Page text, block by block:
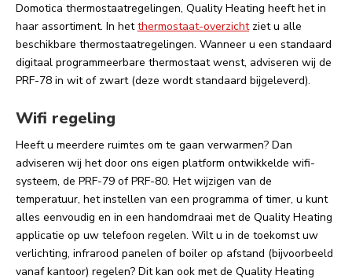
Domotica thermostaatregelingen, Quality Heating heeft het in
haar assortiment. In hetthermostaat-overzichtziet u alle
beschikbare thermostaatregelingen. Wanneer u een standaard
digitaal programmeerbare thermostaat wenst, adviseren wij de
PRF-78 in wit of zwart (deze wordt standaard bijgeleverd).
Wifi regeling
Heeft u meerdere ruimtes om te gaan verwarmen? Dan
adviseren wij het door ons eigen platform ontwikkelde wifi-
systeem, de PRF-79 of PRF-80. Het wijzigen van de
temperatuur, het instellen van een programma of timer, u kunt
alles eenvoudig en in een handomdraai met de Quality Heating
applicatie op uw telefoon regelen. Wilt u in de toekomst uw
verlichting, infrarood panelen of boiler op afstand (bijvoorbeeld
vanaf kantoor) regelen? Dit kan ook met de Quality Heating